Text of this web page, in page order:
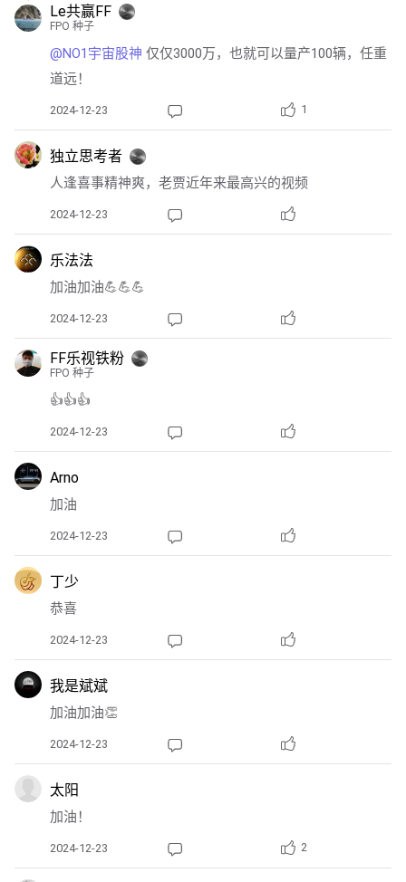
Le共赢FF
FPO 种子
@NO1宇宙股神 仅仅3000万，也就可以量产100辆，任重
道远！
2024-12-23 1
独立思考者
人逢喜事精神爽，老贾近年来最高兴的视频
2024-12-23
乐法法
加油加油💪💪💪
2024-12-23
FF乐视铁粉
FPO 种子
👍👍👍
2024-12-23
Arno
加油
2024-12-23
丁少
恭喜
2024-12-23
我是斌斌
加油加油👏
2024-12-23
太阳
加油！
2024-12-23 2